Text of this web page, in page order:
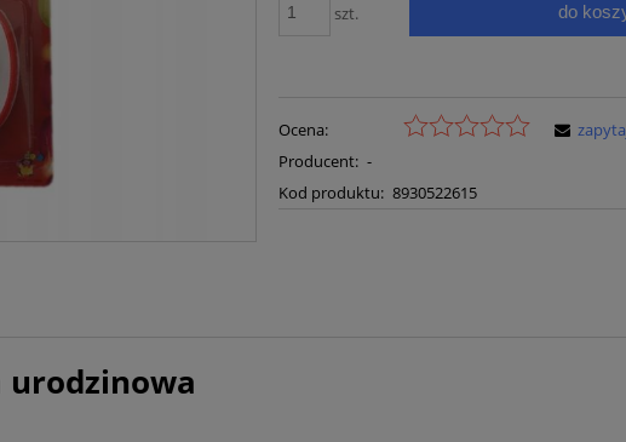
szt. do
Ocena:
Producent: -
Kod produktu: 8930522615
urodzinowa